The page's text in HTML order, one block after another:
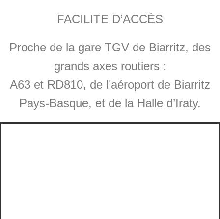
FACILITE D’ACCÈS
Proche de la gare TGV de Biarritz, des
grands axes routiers :
A63 et RD810, de l’aéroport de Biarritz
Pays-Basque, et de la Halle d’Iraty.